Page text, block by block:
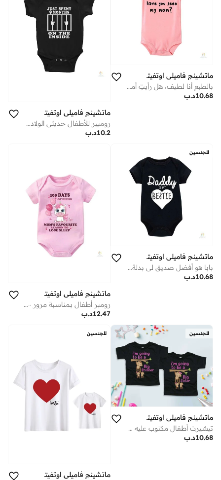
ماتشينج فاميلي اوتفيتس
بالطبع أنا لطيف، هل رأيتِ أمي؟ بدلة أطفال بطباعة مضحكة – رومبر حديثي الولادة بأكمام قصيرة من قطن ناعم، ملابس طفل لطيفة للأولاد والبنات (وردي)
د.ب10.68
ماتشينج فاميلي اوتفيتس
رومبير للأطفال حديثي الولادة - رومبير مطبوع بعمر 9 أشهر | جمبسوت قطني ناعم ومرح للمواليد الجدد للأولاد والبنات
د.ب10.2
للجنسين
ماتشينج فاميلي اوتفيتس
بابا هو أفضل صديق لي بدلة أطفال – بدلة مولود جديد بطبعة قلب لطيفة، للجنسين للأولاد والبنات، قطن بأكمام قصيرة، زي طفل لطيف وجذاب (أسود)
د.ب10.68
ماتشينج فاميلي اوتفيتس
رومبر أطفال بمناسبة مرور ١٠٠ يوم - بدلة جسم مطبوعة بعبارة "السبب المفضل للأمهات لقلة النوم" | بدلة أطفال وردية لطيفة بطبعة يونيكورن | طقم ملابس احتفالي لطفلة بمناسبة مرور ١٠٠ يوم | رومبر قطني بأكمام قصيرة
د.ب12.47
للجنسين
ماتشينج فاميلي اوتفيتس
تيشيرت أطفال مكتوب عليه "سأصبح أخًا كبيرًا أو أختًا كبيرة"، بتصميم قرد لطيف، تيشيرت إعلان الحمل، مصنوع من قطن ناعم بأكمام قصيرة للأطفال الصغار، مفاجأة الأخ أو الأخت، هدية إعلان خبر قدوم مولود جديد (أسود)
د.ب10.68
للجنسين
ماتشينج فاميلي اوتفيتس